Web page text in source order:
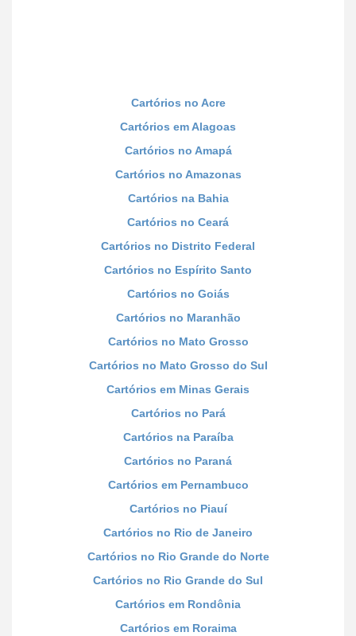
Cartórios no Acre
Cartórios em Alagoas
Cartórios no Amapá
Cartórios no Amazonas
Cartórios na Bahia
Cartórios no Ceará
Cartórios no Distrito Federal
Cartórios no Espírito Santo
Cartórios no Goiás
Cartórios no Maranhão
Cartórios no Mato Grosso
Cartórios no Mato Grosso do Sul
Cartórios em Minas Gerais
Cartórios no Pará
Cartórios na Paraíba
Cartórios no Paraná
Cartórios em Pernambuco
Cartórios no Piauí
Cartórios no Rio de Janeiro
Cartórios no Rio Grande do Norte
Cartórios no Rio Grande do Sul
Cartórios em Rondônia
Cartórios em Roraima